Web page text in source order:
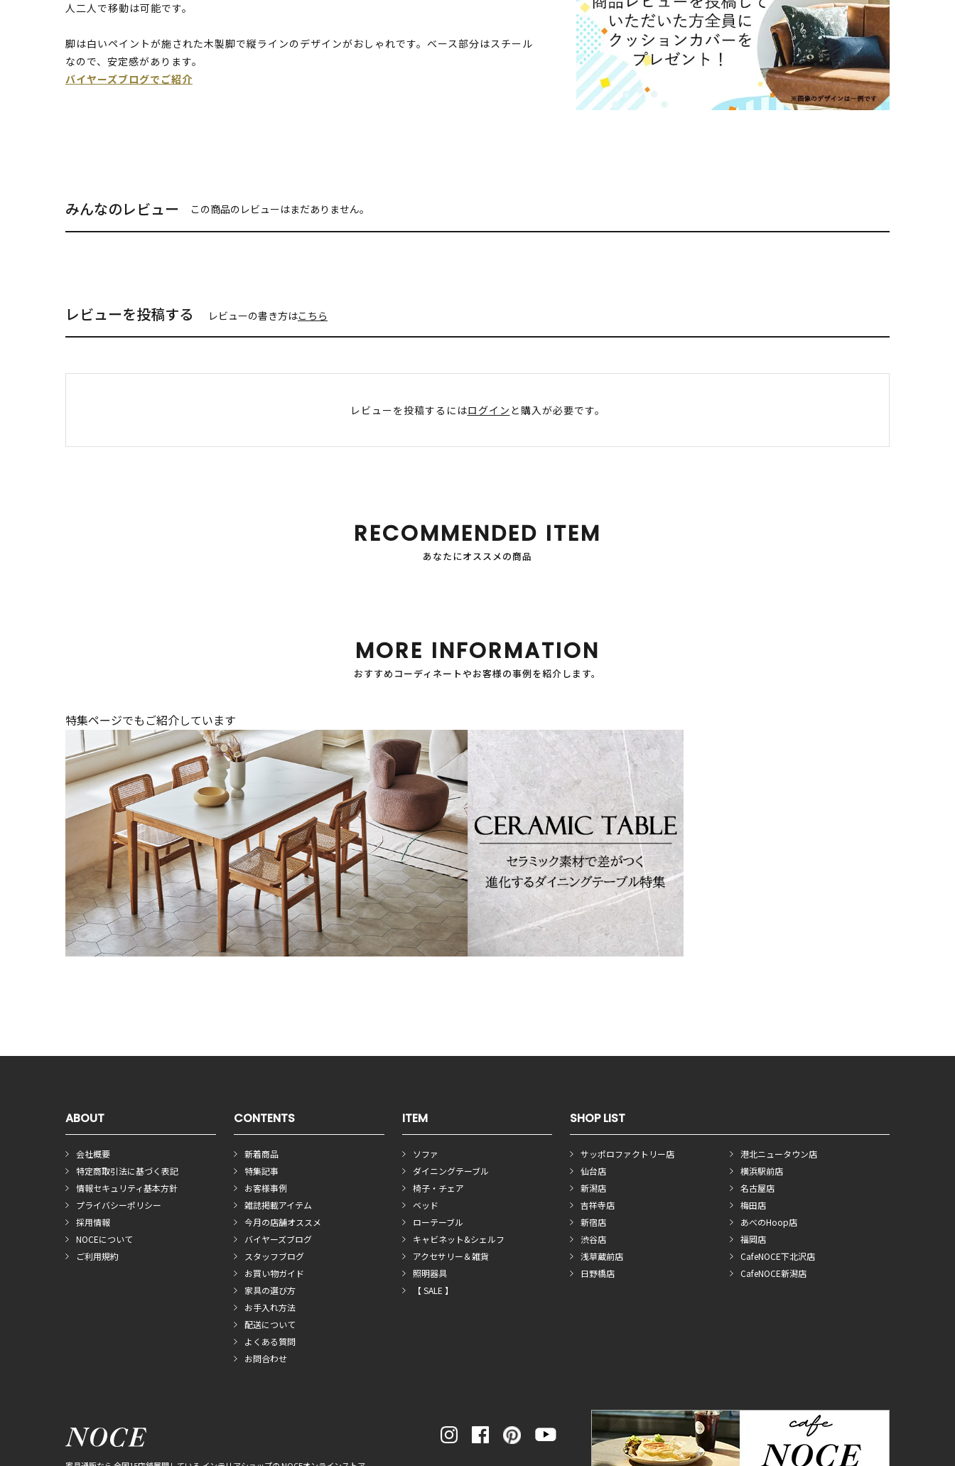
人二人で移動は可能です。
脚は白いペイントが施された木製脚で縦ラインのデザインがおしゃれです。ベース部分はスチール
なので、安定感があります。
バイヤーズブログでご紹介
みんなのレビュー この商品のレビューはまだありません。
レビューを投稿する レビューの書き方はこちら
レビューを投稿するにはログイン と購入が必要です。
RECOMMENDED ITEM
あなたにオススメの商品
MORE INFORMATION
おすすめコーディネートやお客様の事例を紹介します。
特集ページでもご紹介しています
ABOUT
会社概要
特定商取引法に基づく表記
情報セキュリティ基本方針
プライバシーポリシー
採用情報
NOCEについて
ご利用規約
CONTENTS
新着商品
特集記事
お客様事例
雑誌掲載アイテム
今月の店舗オススメ
バイヤーズブログ
スタッフブログ
お買い物ガイド
家具の選び方
お手入れ方法
配送について
よくある質問
お問合わせ
ITEM
ソファ
ダイニングテーブル
椅子・チェア
ベッド
ローテーブル
キャビネット&シェルフ
アクセサリー＆雑貨
照明器具
【 SALE 】
SHOP LIST
サッポロファクトリー店
仙台店
新潟店
吉祥寺店
新宿店
渋谷店
浅草蔵前店
日野橋店
港北ニュータウン店
横浜駅前店
名古屋店
梅田店
あべのHoop店
福岡店
CafeNOCE下北沢店
CafeNOCE新潟店